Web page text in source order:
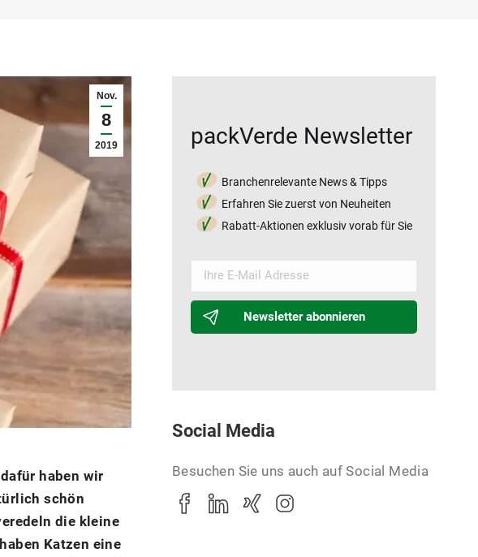
Nov.
8
2019
haben wir
schön
die kleine
Katzen eine
packVerde Newsletter
Branchenrelevante News & Tipps
Erfahren Sie zuerst von Neuheiten
Rabatt-Aktionen exklusiv vorab für Sie
Newsletter abonnieren
Social Media
Besuchen Sie uns auch auf Social Media